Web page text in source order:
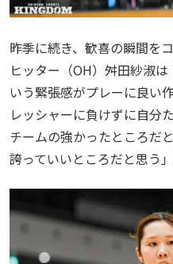
昨季に続き、歓喜の瞬間を
ヒッター（OH）舛田紗淑
いう緊張感がプレーに良い
レッシャーに負けずに自分
チームの強かったところだ
誇っていいところだと思う